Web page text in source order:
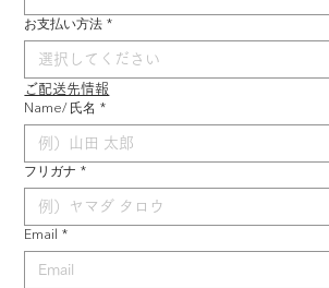
お支払い方法 *
ご配送先情報
Name/ 氏名 *
フリガナ *
Email *